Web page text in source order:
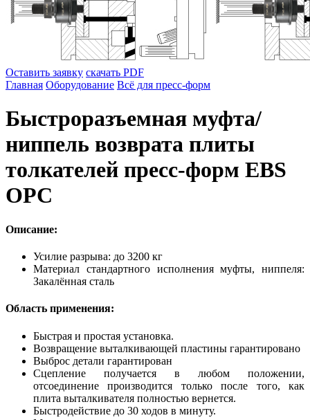
Оставить заявку скачать PDF
Главная Оборудование Всё для пресс-форм
Быстроразъемная муфта/
ниппель возврата плиты
толкателей пресс-форм EBS
OPC
Описание:
Усилие разрыва: до 3200 кг
Материал стандартного исполнения муфты, ниппеля:
Закалённая сталь
Область применения:
Быстрая и простая установка.
Возвращение выталкивающей пластины гарантировано
Выброс детали гарантирован
Сцепление получается в любом положении,
отсоединение производится только после того, как
плита выталкивателя полностью вернется.
Быстродействие до 30 ходов в минуту.